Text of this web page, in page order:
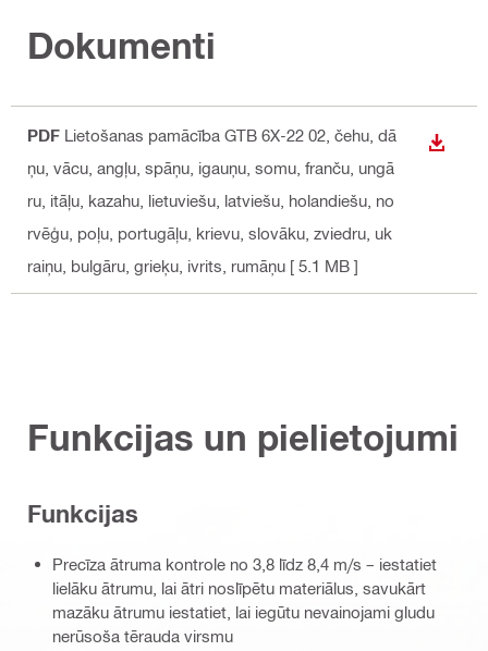
Dokumenti
PDF Lietošanas pamācība GTB 6X-22 02 , čehu, dā
ņu, vācu, angļu, spāņu, igauņu, somu, franču, ungā
ru, itāļu, kazahu, lietuviešu, latviešu, holandiešu, no
rvēģu, poļu, portugāļu, krievu, slovāku, zviedru, uk
raiņu, bulgāru, grieķu, ivrits, rumāņu [ 5.1 MB ]
Funkcijas un pielietojumi
Funkcijas
Precīza ātruma kontrole no 3,8 līdz 8,4 m/s – iestatiet
lielāku ātrumu, lai ātri noslīpētu materiālus, savukārt
mazāku ātrumu iestatiet, lai iegūtu nevainojami gludu
nerūsoša tērauda virsmu